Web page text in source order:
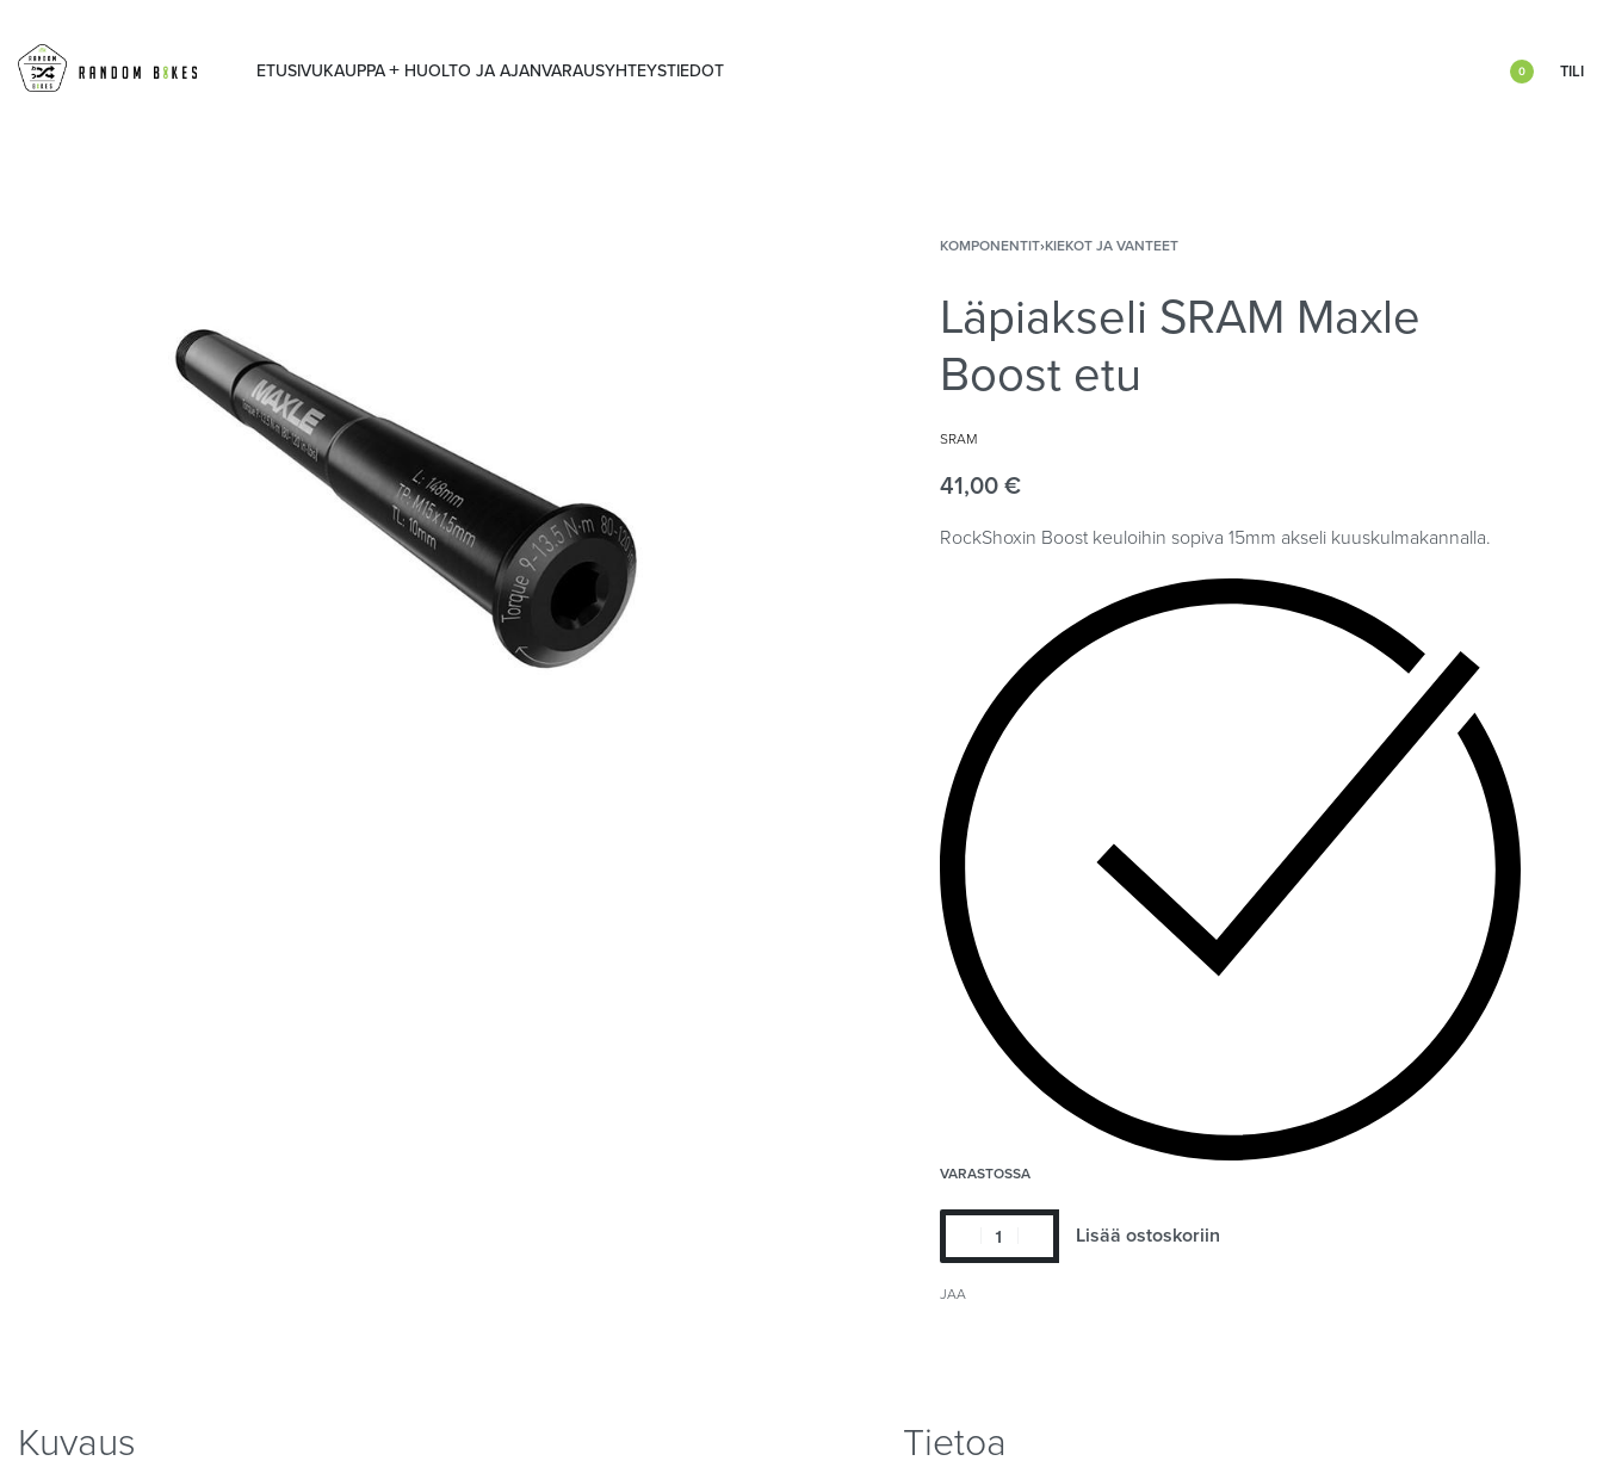
ETUSIVUKAUPPA HUOLTO JA AJANVARAUSYHTEYSTIEDOT 0 TILI
KOMPONENTIT›KIEKOT JA VANTEET
Läpiakseli SRAM Maxle
Boost etu
SRAM
41,00 €
RockShoxin Boost keuloihin sopiva 15mm akseli kuuskulmakannalla.
VARASTOSSA
Lisää ostoskoriin
JAA
Kuvaus Tietoa